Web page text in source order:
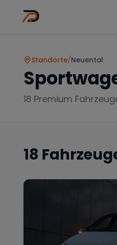
Standorte/Neuental
18 Premium
18